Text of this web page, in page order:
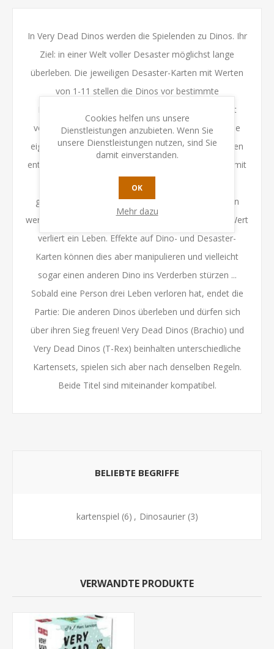
In Very Dead Dinos werden die Spielenden zu Dinos. Ihr
Ziel: in einer Welt voller Desaster möglichst lange
überleben. Die jeweiligen Desaster-Karten mit Werten
von 1-11 stellen die Dinos vor bestimmte
Herausforderungen, auf die sie unterschiedlich gut
vorbereitet sind. Daher hat jeder die Möglichkeit, die
eigene, zufällig zugeteilte Desaster-Karte zu tauschen
entweder mit der aufgedeckten Karte im Fluss oder mit
dem Dino zur Linken. Anschließend decken alle
gleichzeitig ihre Desaster-Karten auf und die Karten
werden verglichen: Die Person mit dem niedrigsten Wert
verliert ein Leben. Effekte auf Dino- und Desaster-
Karten können dies aber manipulieren und vielleicht
sogar einen anderen Dino ins Verderben stürzen ...
Sobald eine Person drei Leben verloren hat, endet die
Partie: Die anderen Dinos überleben und dürfen sich
über ihren Sieg freuen! Very Dead Dinos (Brachio) und
Very Dead Dinos (T-Rex) beinhalten unterschiedliche
Kartensets, spielen sich aber nach denselben Regeln.
Beide Titel sind miteinander kompatibel.
BELIEBTE BEGRIFFE
kartenspiel (6) , Dinosaurier (3)
VERWANDTE PRODUKTE
Cookies helfen uns unsere
Dienstleistungen anzubieten. Wenn Sie
unsere Dienstleistungen nutzen, sind Sie
damit einverstanden.
OK
Mehr dazu